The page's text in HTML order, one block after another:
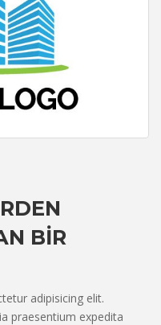
BİR
adipisicing elit.
praesentium expedita